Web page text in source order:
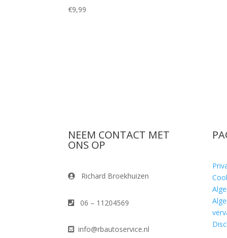
€9,99
NEEM CONTACT MET
ONS OP
Richard Broekhuizen
06 – 11204569
info@rbautoservice.nl